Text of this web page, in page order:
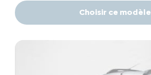
Choisir ce modèle